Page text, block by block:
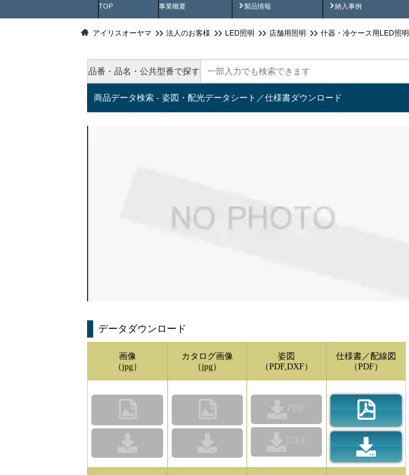
TOP 事業概要 製品情報
製品動画 納入事例
納入事例動画
アイリスオーヤマ 法人のお客様 LED照明 店舗用照明 什器・冷ケース用LED照明
品番・品名・公共型番で探す
商品データ検索 - 姿図・配光データシート／仕様書ダウンロード
データダウンロード
画像
（jpg）
カタログ画像
（jpg）
姿図
（PDF,DXF）
PDF
DXF
仕様書／配線図
（PDF）